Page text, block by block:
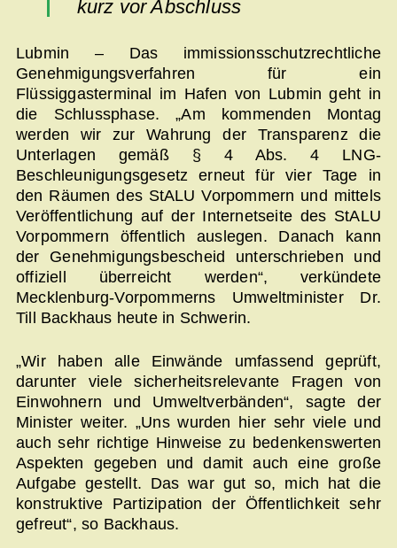
kurz vor Abschluss
Lubmin – Das immissionsschutzrechtliche
Genehmigungsverfahren für ein
Flüssiggasterminal im Hafen von Lubmin geht in
die Schlussphase. „Am kommenden Montag
werden wir zur Wahrung der Transparenz die
Unterlagen gemäß § 4 Abs. 4 LNG-
Beschleunigungsgesetz erneut für vier Tage in
den Räumen des StALU Vorpommern und mittels
Veröffentlichung auf der Internetseite des StALU
Vorpommern öffentlich auslegen. Danach kann
der Genehmigungsbescheid unterschrieben und
offiziell überreicht werden“, verkündete
Mecklenburg-Vorpommerns Umweltminister Dr.
Till Backhaus heute in Schwerin.
„Wir haben alle Einwände umfassend geprüft,
darunter viele sicherheitsrelevante Fragen von
Einwohnern und Umweltverbänden“, sagte der
Minister weiter. „Uns wurden hier sehr viele und
auch sehr richtige Hinweise zu bedenkenswerten
Aspekten gegeben und damit auch eine große
Aufgabe gestellt. Das war gut so, mich hat die
konstruktive Partizipation der Öffentlichkeit sehr
gefreut“, so Backhaus.